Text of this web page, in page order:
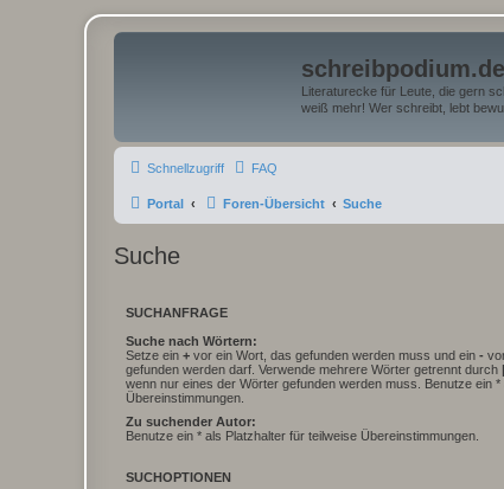
schreibpodium.de
Literaturecke für Leute, die gern
weiß mehr! Wer schreibt, lebt
Schnellzugriff FAQ
Portal Foren-Übersicht Suche
Suche
SUCHANFRAGE
Suche nach Wörtern:
Setze ein + vor ein Wort, das gefunden werden muss und ein -
gefunden werden darf. Verwende mehrere Wörter getrennt durch |
wenn nur eines der Wörter gefunden werden muss. Benutze ein
Übereinstimmungen.
Zu suchender Autor:
Benutze ein * als Platzhalter für teilweise Übereinstimmungen.
SUCHOPTIONEN